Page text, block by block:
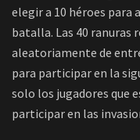
elegir a 10 héroes
batalla. Las 40 ranuras
aleatoriamente de
para participar en la
solo los jugadores que
participar en las